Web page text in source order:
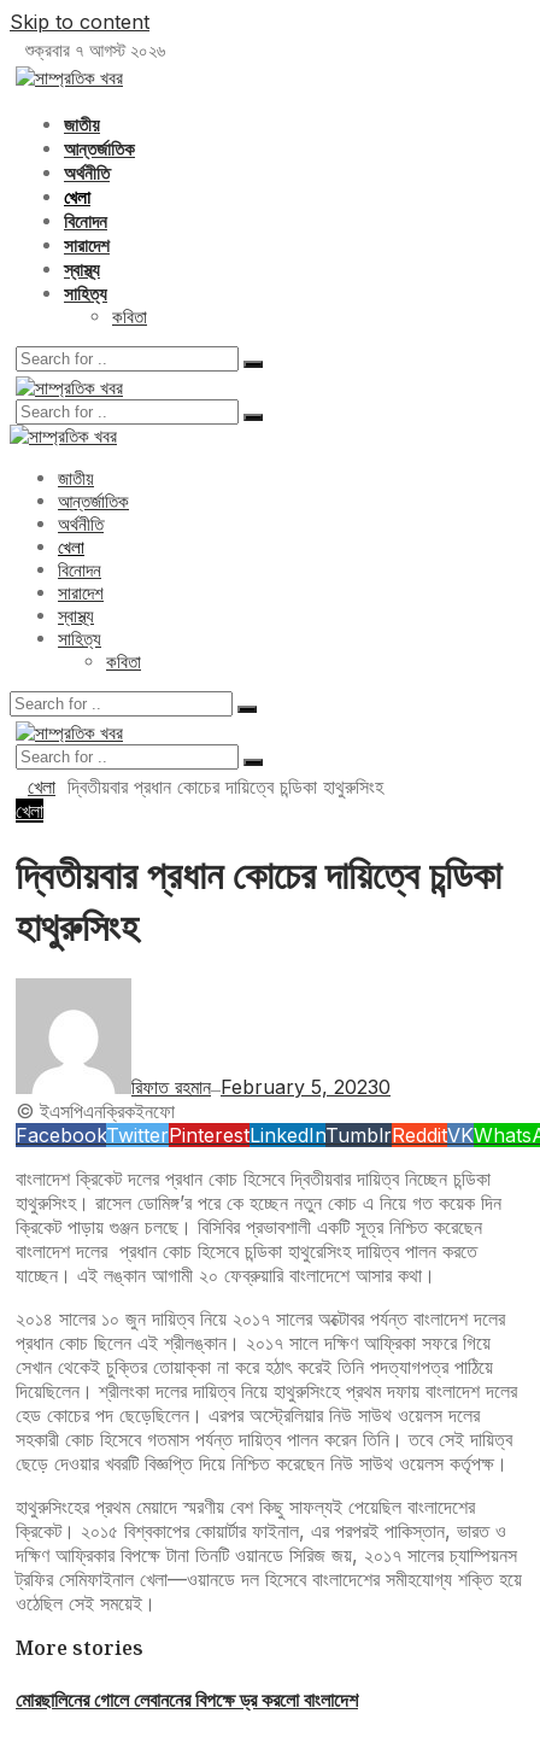
Skip to content
শুক্রবার ৭ আগস্ট ২০২৬
জাতীয়
আন্তর্জাতিক
অর্থনীতি
খেলা
বিনোদন
সারাদেশ
স্বাস্থ্য
সাহিত্য
কবিতা
জাতীয়
আন্তর্জাতিক
অর্থনীতি
খেলা
বিনোদন
সারাদেশ
স্বাস্থ্য
সাহিত্য
কবিতা
খেলা দ্বিতীয়বার প্রধান কোচের দায়িত্বে চন্ডিকা হাথুরুসিংহ
খেলা
দ্বিতীয়বার প্রধান কোচের দায়িত্বে চন্ডিকা
হাথুরুসিংহ
রিফাত রহমান—February 5, 20230
© ইএসপিএনক্রিকইনফো
FacebookTwitterPinterestLinkedInTumblrRedditVK
বাংলাদেশ ক্রিকেট দলের প্রধান কোচ হিসেবে দ্বিতীয়বার দায়িত্ব নিচ্ছেন চন্ডিকা
হাথুরুসিংহ। রাসেল ডোমিঙ্গ’র পরে কে হচ্ছেন নতুন কোচ এ নিয়ে গত কয়েক দিন
ক্রিকেট পাড়ায় গুঞ্জন চলছে। বিসিবির প্রভাবশালী একটি সূত্র নিশ্চিত করেছেন
বাংলাদেশ দলের প্রধান কোচ হিসেবে চন্ডিকা হাথুরেসিংহ দায়িত্ব পালন করতে
যাচ্ছেন। এই লঙ্কান আগামী ২০ ফেব্রুয়ারি বাংলাদেশে আসার কথা।
২০১৪ সালের ১০ জুন দায়িত্ব নিয়ে ২০১৭ সালের অক্টোবর পর্যন্ত বাংলাদেশ দলের
প্রধান কোচ ছিলেন এই শ্রীলঙ্কান। ২০১৭ সালে দক্ষিণ আফ্রিকা সফরে গিয়ে
সেখান থেকেই চুক্তির তোয়াক্কা না করে হঠাৎ করেই তিনি পদত্যাগপত্র পাঠিয়ে
দিয়েছিলেন। শ্রীলংকা দলের দায়িত্ব নিয়ে হাথুরুসিংহে প্রথম দফায় বাংলাদেশ দলের
হেড কোচের পদ ছেড়েছিলেন। এরপর অস্ট্রেলিয়ার নিউ সাউথ ওয়েলস দলের
সহকারী কোচ হিসেবে গতমাস পর্যন্ত দায়িত্ব পালন করেন তিনি। তবে সেই দায়িত্ব
ছেড়ে দেওয়ার খবরটি বিজ্ঞপ্তি দিয়ে নিশ্চিত করেছেন নিউ সাউথ ওয়েলস কর্তৃপক্ষ।
হাথুরুসিংহের প্রথম মেয়াদে স্মরণীয় বেশ কিছু সাফল্যই পেয়েছিল বাংলাদেশের
ক্রিকেট। ২০১৫ বিশ্বকাপের কোয়ার্টার ফাইনাল, এর পরপরই পাকিস্তান, ভারত ও
দক্ষিণ আফ্রিকার বিপক্ষে টানা তিনটি ওয়ানডে সিরিজ জয়, ২০১৭ সালের চ্যাম্পিয়নস
ট্রফির সেমিফাইনাল খেলা—ওয়ানডে দল হিসেবে বাংলাদেশের সমীহযোগ্য শক্তি হয়ে
ওঠেছিল সেই সময়েই।
More stories
মোরছালিনের গোলে লেবাননের বিপক্ষে ড্র করলো বাংলাদেশ